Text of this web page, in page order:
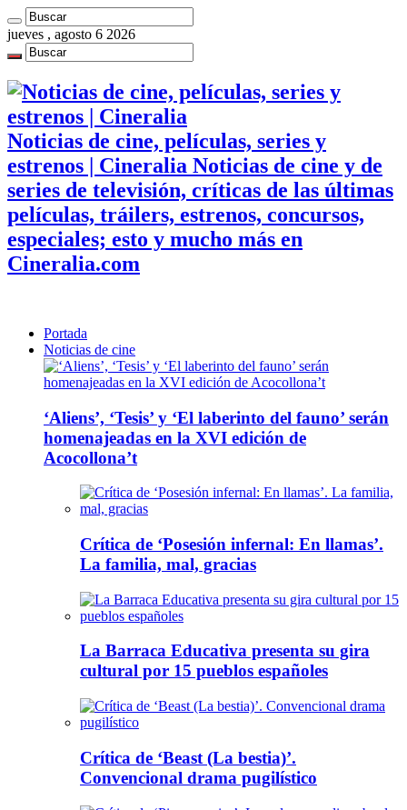
jueves , agosto 6 2026
Noticias de cine, películas, series y
estrenos | Cineralia Noticias de cine y de
series de televisión, críticas de las últimas
películas, tráilers, estrenos, concursos,
especiales; esto y mucho más en
Cineralia.com
Portada
Noticias de cine
‘Aliens’, ‘Tesis’ y ‘El laberinto del fauno’ serán
homenajeadas en la XVI edición de
Acocollona’t
Crítica de ‘Posesión infernal: En llamas’.
La familia, mal, gracias
La Barraca Educativa presenta su gira
cultural por 15 pueblos españoles
Crítica de ‘Beast (La bestia)’.
Convencional drama pugilístico